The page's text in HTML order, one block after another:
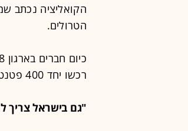
הקואליציה נכתב
הטרולים.
רכשו יחד 400 פטנטים. על-פי ה-AST, בארה"ב יש 315 חברות לא פעילות.
"גם בישראל צריך